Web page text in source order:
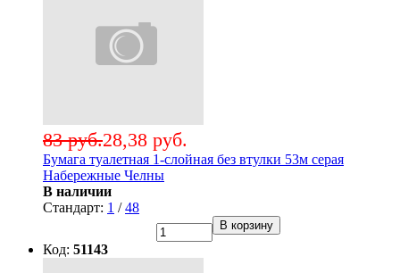
28,38 руб.
83 руб.
Бумага туалетная 1-слойная без втулки 53м серая
Набережные Челны
В наличии
Стандарт: 1 /48
В корзину
Код: 51143